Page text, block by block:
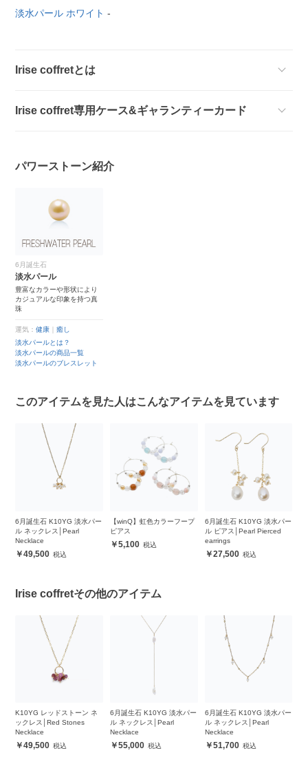
淡水パール ホワイト -
Irise coffretとは
Irise coffret専用ケース&ギャランティーカード
パワーストーン紹介
6月誕生石
淡水パール
豊富なカラーや形状により
カジュアルな印象を持つ真
珠
運気：健康 ｜癒し
淡水パールとは？
淡水パールの商品一覧
淡水パールのブレスレット
このアイテムを見た人はこんなアイテムを見ています
6月誕生石 K10YG 淡水パー
ル ネックレス│Pearl
Necklace
49,500
【winQ】虹色カラーフープ
ピアス
5,100
6月誕生石 K10YG 淡水パー
ル ピアス│Pearl Pierced
earrings
27,500
Irise coffretその他のアイテム
K10YG レッドストーン ネ
ックレス│Red Stones
Necklace
49,500
6月誕生石 K10YG 淡水パー
ル ネックレス│Pearl
Necklace
55,000
6月誕生石 K10YG 淡水パー
ル ネックレス│Pearl
Necklace
51,700